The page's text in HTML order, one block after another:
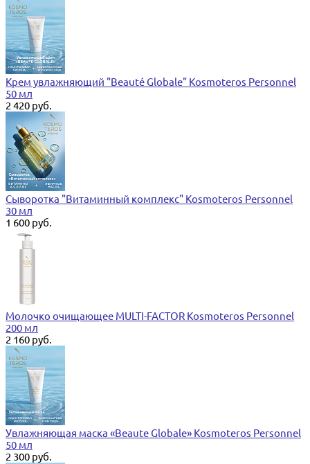
Крем увлажняющий "Beauté Globale" Kosmoteros Personnel
50 мл
2 420 руб.
Сыворотка "Витаминный комплекс" Kosmoteros Personnel
30 мл
1 600 руб.
Молочко очищающее MULTI-FACTOR Kosmoteros Personnel
200 мл
2 160 руб.
Увлажняющая маска «Beaute Globale» Kosmoteros Personnel
50 мл
2 300 руб.